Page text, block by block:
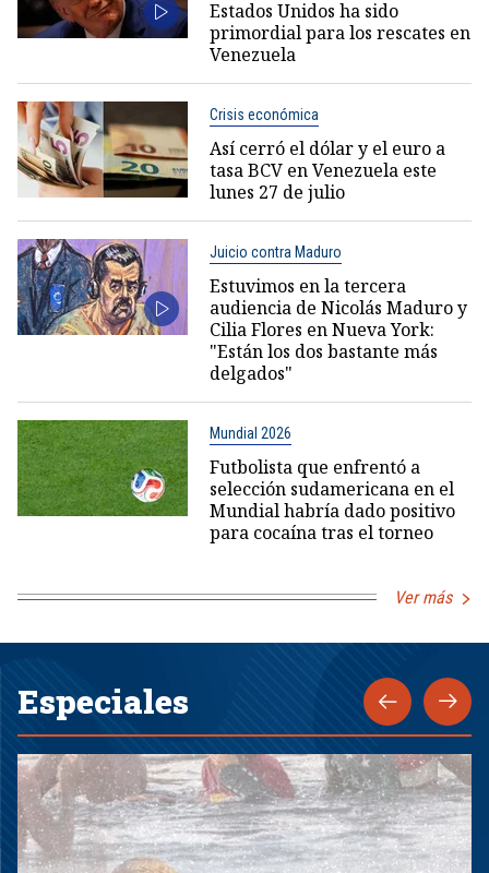
Estados Unidos ha sido
primordial para los rescates en
Venezuela
Crisis económica
Así cerró el dólar y el euro a
tasa BCV en Venezuela este
lunes 27 de julio
Juicio contra Maduro
Estuvimos en la tercera
audiencia de Nicolás Maduro y
Cilia Flores en Nueva York:
"Están los dos bastante más
delgados"
Mundial 2026
Futbolista que enfrentó a
selección sudamericana en el
Mundial habría dado positivo
para cocaína tras el torneo
Ver más
Especiales